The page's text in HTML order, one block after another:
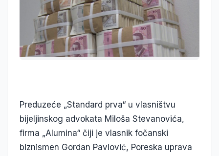
Preduzeće „Standard prva“ u vlasništvu
bijeljinskog advokata Miloša Stevanovića,
firma „Alumina“ čiji je vlasnik fočanski
biznismen Gordan Pavlović, Poreska uprava